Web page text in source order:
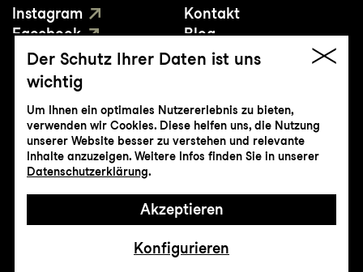
Instagram
Facebook
YouTube
Kontakt
Blog
Presse
© Genossenschaft Konzert und Theater
St.Gallen
Impressum
Datenschutz AGB Intranet
Der Schutz Ihrer Daten ist uns
wichtig
Um Ihnen ein optimales Nutzererlebnis zu bieten,
verwenden wir Cookies. Diese helfen uns, die Nutzung
unserer Website besser zu verstehen und relevante
Inhalte anzuzeigen. Weitere Infos finden Sie in unserer
Datenschutzerklärung.
Akzeptieren
Konfigurieren